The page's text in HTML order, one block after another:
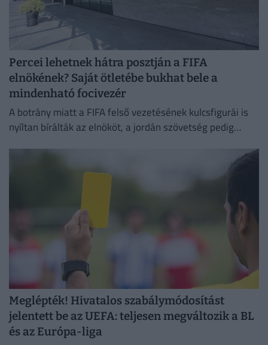
Percei lehetnek hátra posztján a FIFA
elnökének? Saját ötletébe bukhat bele a
mindenható focivezér
A botrány miatt a FIFA felső vezetésének kulcsfigurái is
nyíltan bírálták az elnököt, a jordán szövetség pedig
Meglépték! Hivatalos szabálymódosítást
jelentett be az UEFA: teljesen megváltozik a BL
és az Európa-liga